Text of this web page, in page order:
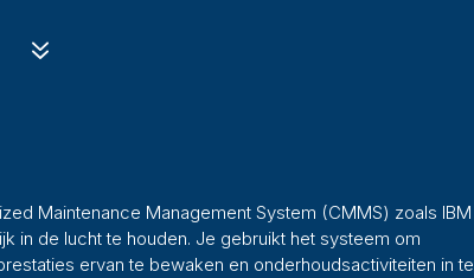
7
Maintenance Management System (CMMS) zoals IBM
in de lucht te houden. Je gebruikt het systeem om
ervan te bewaken en onderhoudsactiviteiten in te